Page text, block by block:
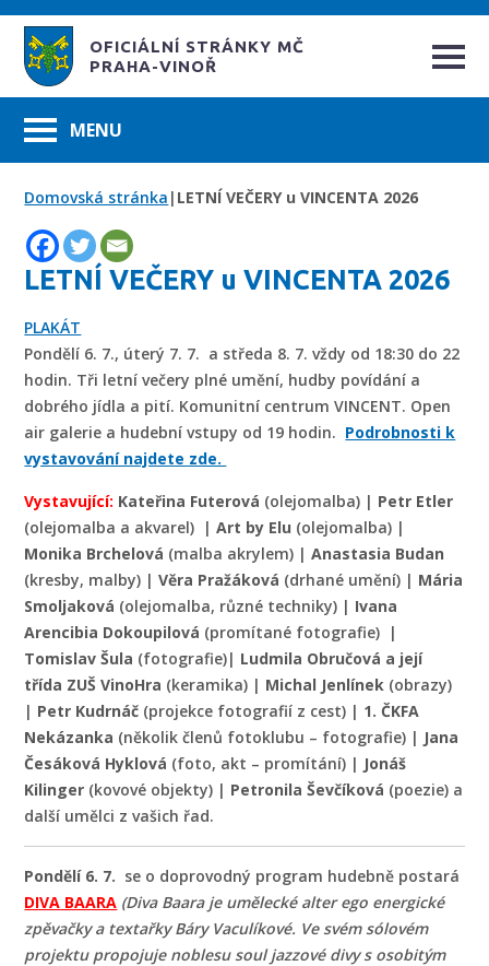
OFICIÁLNÍ STRÁNKY MČ
PRAHA-VINOŘ
Domovská stránka | LETNÍ VEČERY u VINCENTA 2026
LETNÍ VEČERY u VINCENTA 2026
PLAKÁT
Pondělí 6. 7., úterý 7. 7. a středa 8. 7. vždy od 18:30 do 22
hodin. Tři letní večery plné umění, hudby povídání a
dobrého jídla a pití. Komunitní centrum VINCENT. Open
air galerie a hudební vstupy od 19 hodin. Podrobnosti k
vystavování najdete zde.
Vystavující: Kateřina Futerová (olejomalba) | Petr Etler
(olejomalba a akvarel) |Art by Elu (olejomalba) |
Monika Brchelová (malba akrylem) |Anastasia Budan
(kresby, malby) |Věra Pražáková (drhané umění) | Mária
Smoljaková (olejomalba, různé techniky) | Ivana
Arencibia Dokoupilová (promítané fotografie) |
Tomislav Šula (fotografie)| Ludmila Obručová a její
třída ZUŠ VinoHra (keramika) | Michal Jenlínek (obrazy)
| Petr Kudrnáč (projekce fotografií z cest) | 1. ČKFA
Nekázanka (několik členů fotoklubu – fotografie) | Jana
Česáková Hyklová (foto, akt – promítání) | Jonáš
Kilinger (kovové objekty) | Petronila Ševčíková (poezie) a
další umělci z vašich řad.
Pondělí 6. 7. se o doprovodný program hudebně postará
DIVA BAARA (Diva Baara je umělecké alter ego energické
zpěvačky a textařky Báry Vaculíkové. Ve svém sólovém
projektu propojuje noblesu soul jazzové divy s osobitým